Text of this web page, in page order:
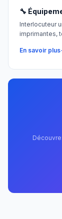
🔧
Interlocuteur
imprimantes,
En savoir plus